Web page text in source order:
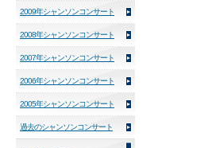
2009年シャンソンコンサート
2008年シャンソンコンサート
2007年シャンソンコンサート
2006年シャンソンコンサート
2005年シャンソンコンサート
過去のシャンソンコンサート